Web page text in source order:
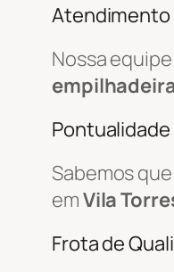
Atendimento
Nossa
Pontualidade
Sabemos
emVila
Frota de